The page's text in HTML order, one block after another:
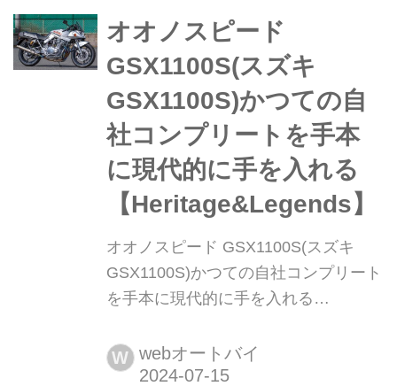
製作し、さらに現行KATANAにもその
性格を反映してより楽しめる車両に仕
立てる手法を見ていこう。※本企画
は...
オオノスピード
GSX1100S(スズキ
GSX1100S)かつての自
社コンプリートを手本
に現代的に手を入れる
【Heritage&Legends】
オオノスピード GSX1100S(スズキ
GSX1100S)かつての自社コンプリート
を手本に現代的に手を入れる
ジェンズ 公式サイト ▶▶▶カスタム
とメンテナンスのことならヘリテイジ
W webオートバイ